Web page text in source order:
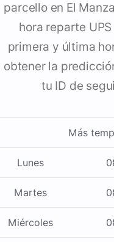
parcello en El
hora reparte
primera y última
obtener la
tu ID de
Más
Lunes
Martes
Miércoles